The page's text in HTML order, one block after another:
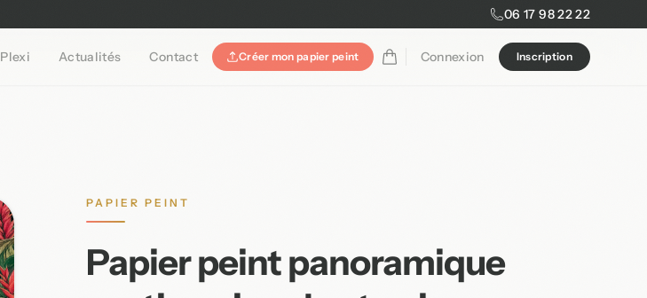
06 17 98 22 22
Plexi Actualités Contact Créer mon papier peint Connexion Inscription
PAPIER PEINT
Papier peint panoramique